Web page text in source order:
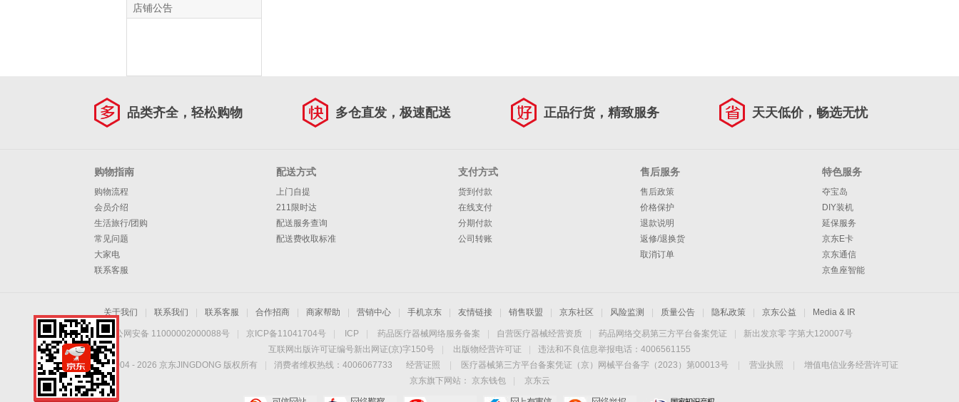
店铺公告
品类齐全，轻松购物 多仓直发，极速配送 正品行货，精致服务 天天低价，畅选无忧
购物指南
购物流程
会员介绍
生活旅行/团购
常见问题
大家电
联系客服
配送方式
上门自提
211限时达
配送服务查询
配送费收取标准
支付方式
货到付款
在线支付
分期付款
公司转账
售后服务
售后政策
价格保护
退款说明
返修/退换货
取消订单
特色服务
夺宝岛
DIY装机
延保服务
京东E卡
京东通信
京鱼座智能
关于我们 联系我们 联系客服 合作招商 商家帮助 营销中心 手机京东 友情链接 销售联盟 京东社区 风险监测 质量公告 隐私政策 京东公益 Media & IR
京公网安备 11000002000088号 京ICP备11041704号 ICP 药品医疗器械网络服务备案 自营医疗器械经营资质 药品网络交易第三方平台备案凭证
新出发京零 字第大120007号
互联网出版许可证编号新出网证(京)字150号
出版物经营许可证
违法和不良信息举报电话：4006561155
Copyright © 2004 - 2026 京东JINGDONG 版权所有 消费者维权热线：4006067733 经营证照 医疗器械第三方平台备案凭证（京）网械平台备字（2023）第00013号 营业执照
增值电信业务经营许可证
京东旗下网站：
京东钱包
京东云
手机扫一扫，劲爆优